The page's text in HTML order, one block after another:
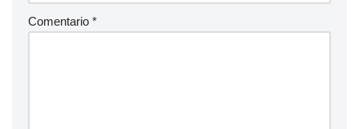
Comentario *